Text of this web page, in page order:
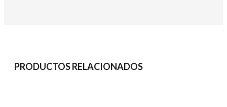
PRODUCTOS RELACIONADOS